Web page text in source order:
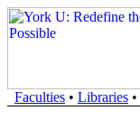
Faculties • Libraries •